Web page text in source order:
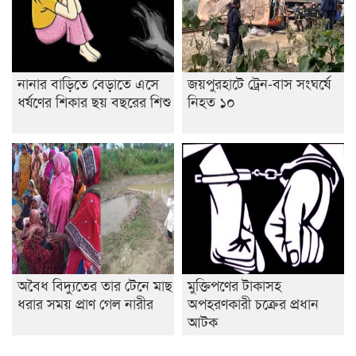
নানার বাড়িতে বেড়াতে এসে
ধর্ষণের শিকার ছয় বছরের শিশু
জয়পুরহাটে ট্রেন-বাস সংঘর্ষে
নিহত ১০
অবৈধ বিদ্যুতের তার টেনে মাছ
ধরার সময় প্রাণ গেল নারীর
মুক্তিপণের টাকাসহ
অপহরণকারী চক্রের প্রধান
আটক